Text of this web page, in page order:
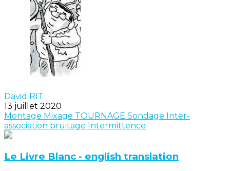
David RIT
13 juillet 2020
Montage Mixage TOURNAGE Sondage Inter-
association bruitage Intermittence
Le Livre Blanc - english translation